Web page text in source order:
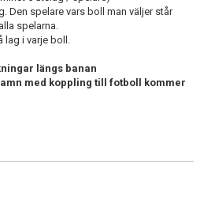
Den spelare vars boll man väljer står
spelarna.
lag i varje boll.
längs banan
med koppling till fotboll kommer